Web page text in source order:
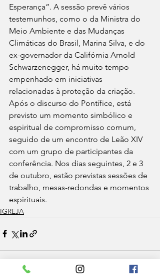
Esperança”. A sessão prevê vários
testemunhos, como o da Ministra do
Meio Ambiente e das Mudanças
Climáticas do Brasil, Marina Silva, e do
ex-governador da Califórnia Arnold
Schwarzenegger, há muito tempo
empenhado em iniciativas
relacionadas à proteção da criação.
Após o discurso do Pontífice, está
previsto um momento simbólico e
espiritual de compromisso comum,
seguido de um encontro de Leão XIV
com um grupo de participantes da
conferência. Nos dias seguintes, 2 e 3
de outubro, estão previstas sessões de
trabalho, mesas-redondas e momentos
espirituais.
IGREJA